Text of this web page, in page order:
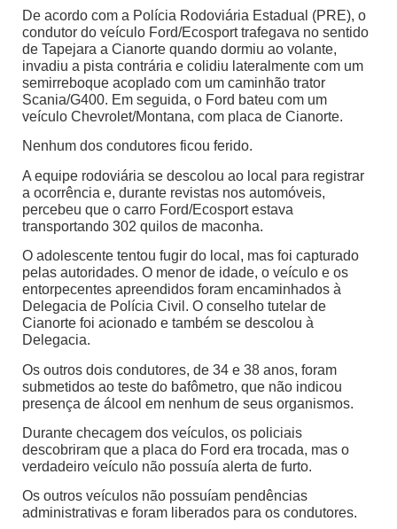
De acordo com a Polícia Rodoviária Estadual (PRE), o
condutor do veículo Ford/Ecosport trafegava no sentido
de Tapejara a Cianorte quando dormiu ao volante,
invadiu a pista contrária e colidiu lateralmente com um
semirreboque acoplado com um caminhão trator
Scania/G400. Em seguida, o Ford bateu com um
veículo Chevrolet/Montana, com placa de Cianorte.
Nenhum dos condutores ficou ferido.
A equipe rodoviária se descolou ao local para registrar
a ocorrência e, durante revistas nos automóveis,
percebeu que o carro Ford/Ecosport estava
transportando 302 quilos de maconha.
O adolescente tentou fugir do local, mas foi capturado
pelas autoridades. O menor de idade, o veículo e os
entorpecentes apreendidos foram encaminhados à
Delegacia de Polícia Civil. O conselho tutelar de
Cianorte foi acionado e também se descolou à
Delegacia.
Os outros dois condutores, de 34 e 38 anos, foram
submetidos ao teste do bafômetro, que não indicou
presença de álcool em nenhum de seus organismos.
Durante checagem dos veículos, os policiais
descobriram que a placa do Ford era trocada, mas o
verdadeiro veículo não possuía alerta de furto.
Os outros veículos não possuíam pendências
administrativas e foram liberados para os condutores.